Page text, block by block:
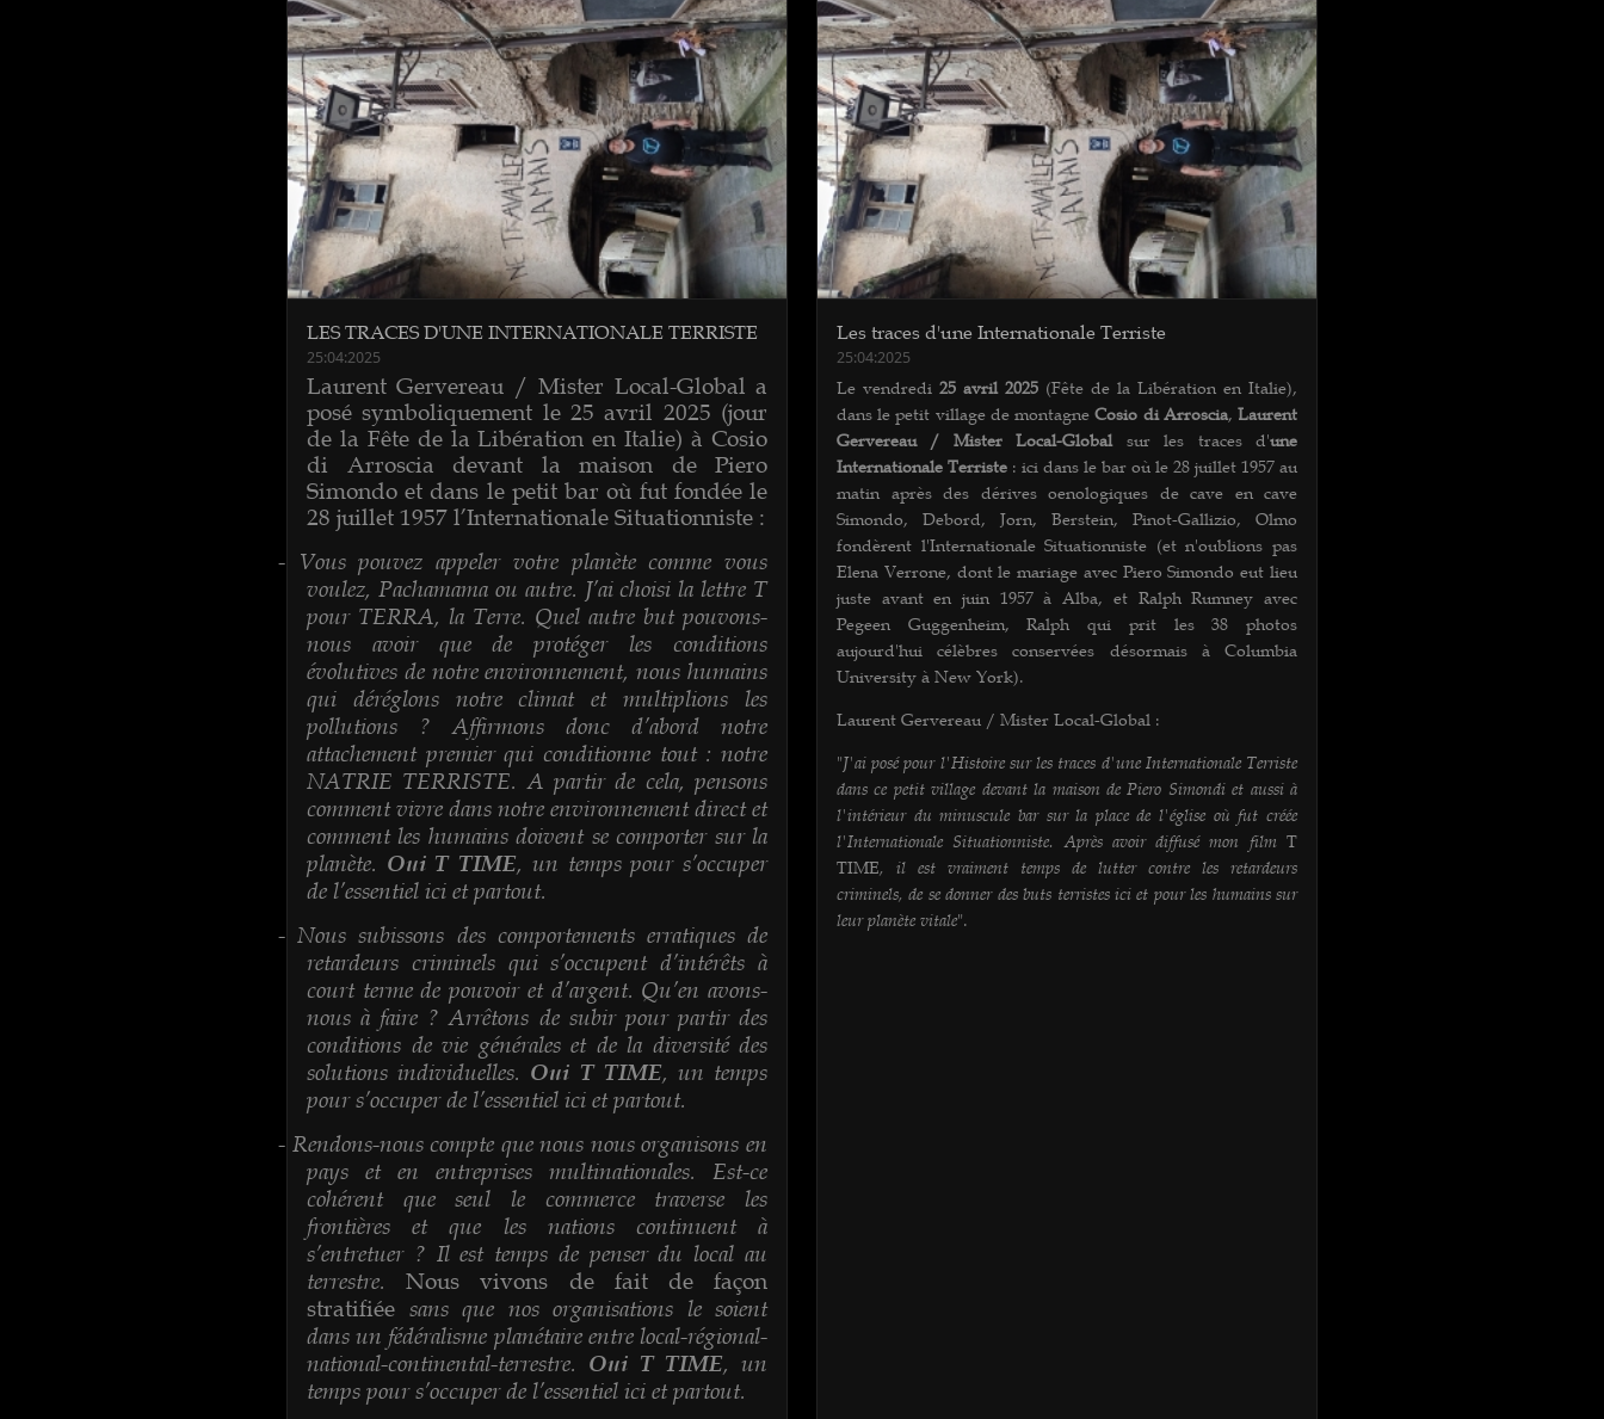
LES TRACES D'UNE INTERNATIONALE TERRISTE
25:04:2025
Laurent Gervereau / Mister Local-Global a
posé symboliquement le 25 avril 2025 (jour
de la Fête de la Libération en Italie) à Cosio
di Arroscia devant la maison de Piero
Simondo et dans le petit bar où fut fondée le
28 juillet 1957 l’Internationale Situationniste :
- Vous pouvez appeler votre planète comme vous
voulez, Pachamama ou autre. J’ai choisi la lettre T
pour TERRA, la Terre. Quel autre but pouvons-
nous avoir que de protéger les conditions
évolutives de notre environnement, nous humains
qui déréglons notre climat et multiplions les
pollutions ? Affirmons donc d’abord notre
attachement premier qui conditionne tout : notre
NATRIE TERRISTE. A partir de cela, pensons
comment vivre dans notre environnement direct et
comment les humains doivent se comporter sur la
planète. Oui T TIME, un temps pour s’occuper
de l’essentiel ici et partout.
- Nous subissons des comportements erratiques de
retardeurs criminels qui s’occupent d’intérêts à
court terme de pouvoir et d’argent. Qu’en avons-
nous à faire ? Arrêtons de subir pour partir des
conditions de vie générales et de la diversité des
solutions individuelles. Oui T TIME, un temps
pour s’occuper de l’essentiel ici et partout.
- Rendons-nous compte que nous nous organisons en
pays et en entreprises multinationales. Est-ce
cohérent que seul le commerce traverse les
frontières et que les nations continuent à
s’entretuer ? Il est temps de penser du local au
terrestre.Nous vivons de fait de façon
stratifiée sans que nos organisations le soient
dans un fédéralisme planétaire entre local-régional-
national-continental-terrestre. Oui T TIME, un
temps pour s’occuper de l’essentiel ici et partout.
Les traces d'une Internationale Terriste
25:04:2025
Le vendredi 25 avril 2025 (Fête de la Libération en Italie),
dans le petit village de montagneCosio di Arroscia,Laurent
Gervereau / Mister Local-Globalsur les traces d'une
Internationale Terriste : ici dans le bar où le 28 juillet 1957 au
matin après des dérives oenologiques de cave en cave
Simondo, Debord, Jorn, Berstein, Pinot-Gallizio, Olmo
fondèrent l'Internationale Situationniste (et n'oublions pas
Elena Verrone, dont le mariage avec Piero Simondo eut lieu
juste avant en juin 1957 à Alba, et Ralph Rumney avec
Pegeen Guggenheim, Ralph qui prit les 38 photos
aujourd'hui célèbres conservées désormais à Columbia
University à New York).
Laurent Gervereau / Mister Local-Global :
"J'ai posé pour l'Histoire sur les traces d'une Internationale Terriste
dans ce petit village devant la maison de Piero Simondi et aussi à
l'intérieur du minuscule bar sur la place de l'église où fut créée
l'Internationale Situationniste. Après avoir diffusé mon film T
TIME, il est vraiment temps de lutter contre les retardeurs
criminels, de se donner des buts terristes ici et pour les humains sur
leur planète vitale".